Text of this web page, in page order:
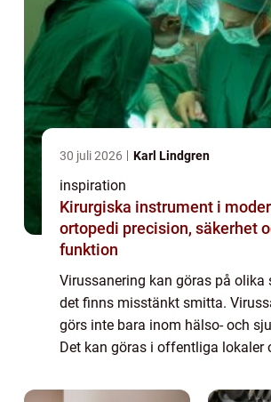
30 juli 2026 Karl Lindgren
inspiration
Kirurgiska instrument i
ortopedi precision, säkerhet och
funktion
Virussanering kan göras på olika
det finns misstänkt smitta.
görs inte bara inom hälso- och
Det kan göras i offentliga lokaler
smittad person befunnit sig där